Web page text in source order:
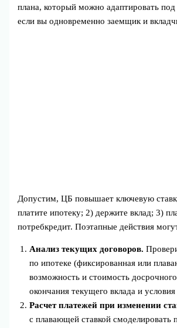
плана, который можно адаптировать
если вы одновременно заемщик и
Допустим, ЦБ повышает ключевую
платите ипотеку; 2) держите вклад; 3)
потребкредит. Поэтапные действия
Анализ текущих договоров.
по ипотеке (фиксированная или
возможность и стоимость
окончания текущего вклада и
Расчет платежей при изменении
с плавающей ставкой смоделировать